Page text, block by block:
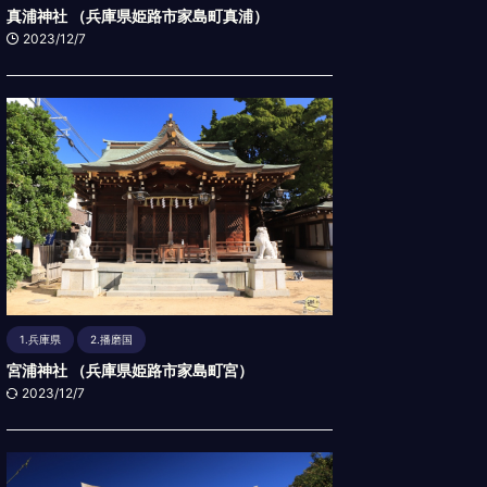
真浦神社 （兵庫県姫路市家島町真浦）
2023/12/7
1.兵庫県 2.播磨国
宮浦神社 （兵庫県姫路市家島町宮）
2023/12/7